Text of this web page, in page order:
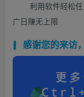
利用软件轻松
广日赚无上限
感谢您的来访